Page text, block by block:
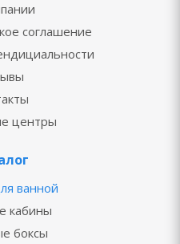
соглашение
центры
ванной
кабины
боксы